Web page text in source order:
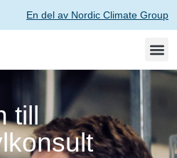
En del av Nordic Climate Group
till